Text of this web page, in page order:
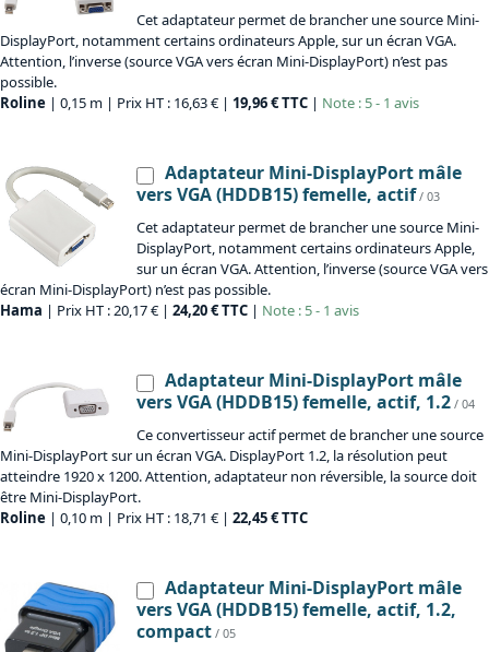
Cet adaptateur permet de brancher une source Mini-
DisplayPort, notamment certains ordinateurs Apple, sur un écran VGA.
Attention, l’inverse (source VGA vers écran Mini-DisplayPort) n’est pas
possible.
Roline | 0,15 m | Prix HT : 16,63 € | 19,96 € TTC | Note : 5 - 1 avis
Adaptateur Mini-DisplayPort mâle
vers VGA (HDDB15) femelle, actif / 03
Cet adaptateur permet de brancher une source Mini-
DisplayPort, notamment certains ordinateurs Apple,
sur un écran VGA. Attention, l’inverse (source VGA vers
écran Mini-DisplayPort) n’est pas possible.
Hama | Prix HT : 20,17 € | 24,20 € TTC | Note : 5 - 1 avis
Adaptateur Mini-DisplayPort mâle
vers VGA (HDDB15) femelle, actif, 1.2 / 04
Ce convertisseur actif permet de brancher une source
Mini-DisplayPort sur un écran VGA. DisplayPort 1.2, la résolution peut
atteindre 1920 x 1200. Attention, adaptateur non réversible, la source doit
être Mini-DisplayPort.
Roline | 0,10 m | Prix HT : 18,71 € | 22,45 € TTC
Adaptateur Mini-DisplayPort mâle
vers VGA (HDDB15) femelle, actif, 1.2,
compact / 05